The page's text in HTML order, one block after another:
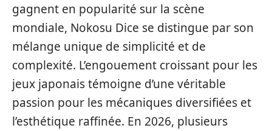
gagnent en popularité sur la scène
mondiale, Nokosu Dice se distingue par son
mélange unique de simplicité et de
complexité. L’engouement croissant pour les
jeux japonais témoigne d’une véritable
passion pour les mécaniques diversifiées et
l’esthétique raffinée. En 2026, plusieurs